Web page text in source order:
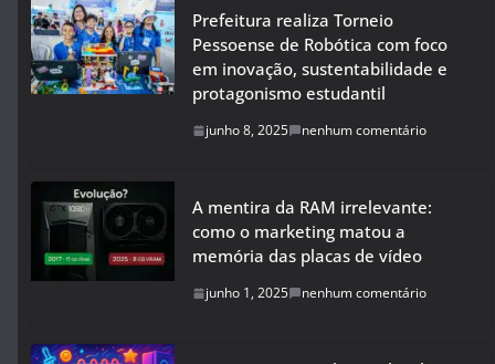
Prefeitura realiza Torneio
Pessoense de Robótica com foco
em inovação, sustentabilidade e
protagonismo estudantil
junho 8, 2025 nenhum comentário
A mentira da RAM irrelevante:
como o marketing matou a
memória das placas de vídeo
junho 1, 2025 nenhum comentário